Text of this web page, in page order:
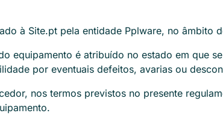
à Site.pt pela entidade Pplware, no âmbito
equipamento é atribuído no estado em que
por eventuais defeitos, avarias ou
nos termos previstos no presente